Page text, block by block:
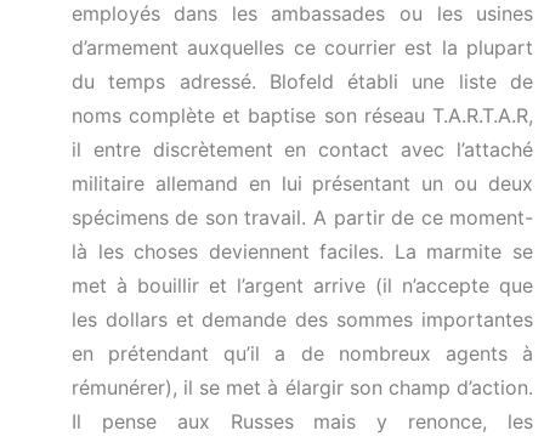
employés dans les ambassades ou les usines
d’armement auxquelles ce courrier est la plupart
du temps adressé. Blofeld établi une liste de
noms complète et baptise son réseau T.A.R.T.A.R,
il entre discrètement en contact avec l’attaché
militaire allemand en lui présentant un ou deux
spécimens de son travail. A partir de ce moment-
là les choses deviennent faciles. La marmite se
met à bouillir et l’argent arrive (il n’accepte que
les dollars et demande des sommes importantes
en prétendant qu’il a de nombreux agents à
rémunérer), il se met à élargir son champ d’action.
Il pense aux Russes mais y renonce, les